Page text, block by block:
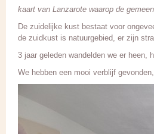
kaart van Lanzarote waarop de
De zuidelijke kust bestaat voor
de zuidkust is natuurgebied, er zijn
3 jaar geleden wandelden we er
We hebben een mooi verblijf